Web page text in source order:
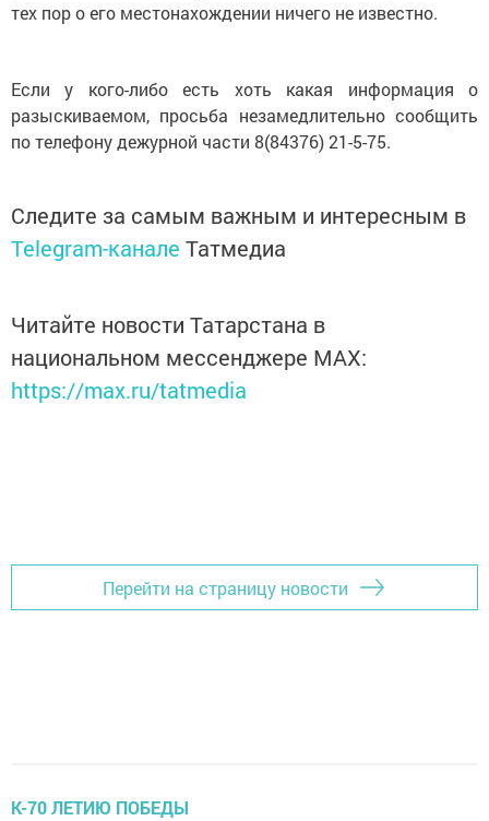
тех пор о его местонахождении ничего не известно.
Если у кого-либо есть хоть какая информация о
разыскиваемом, просьба незамедлительно сообщить
по телефону дежурной части 8(84376) 21-5-75.
Следите за самым важным и интересным в
Telegram-канале Татмедиа
Читайте новости Татарстана в
национальном мессенджере MАХ:
https://max.ru/tatmedia
Перейти на страницу новости
К-70 ЛЕТИЮ ПОБЕДЫ